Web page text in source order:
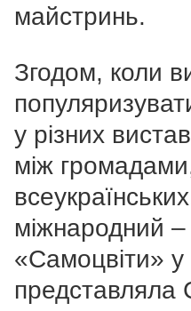
майстринь.
Згодом, коли
у різних
між
міжнародний
«Самоцвіти»
представляла